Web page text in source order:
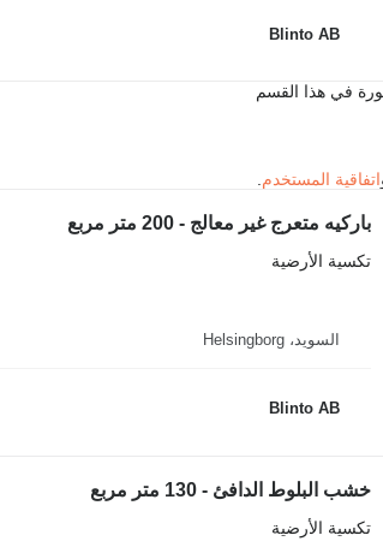
Blinto AB
في هذا القسم
اتفاقية المستخدم
باركيه متعرج غير معالج - 200 متر مربع
تكسية الأرضية
السويد، Helsingborg
Blinto AB
خشب البلوط الدافئ - 130 متر مربع
تكسية الأرضية